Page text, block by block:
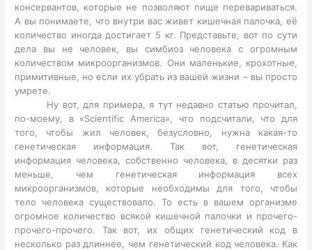
консервантов, которые не позволяют пище перевариваться.
А вы понимаете, что внутри вас живет кишечная палочка, её
количество иногда достигает 5 кг. Представьте, вот по сути
дела вы не человек, вы симбиоз человека с огромным
количеством микроорганизмов. Они маленькие, крохотные,
примитивные, но если их убрать из вашей жизни – вы просто
умрете.
Ну вот, для примера, я тут недавно статью прочитал,
по-моему, в «Scientific America», что подсчитали, что для
того, чтобы жил человек, безусловно, нужна какая-то
генетическая информация. Так вот, генетическая
информация человека, собственно человека, в десятки раз
меньше, чем генетическая информация всех
микроорганизмов, которые необходимы для того, чтобы
тело человека существовало. То есть в вашем организме
огромное количество всякой кишечной палочки и прочего-
прочего-прочего. Так вот, их общих генетический код в
несколько раз длиннее, чем генетический код человека. Как